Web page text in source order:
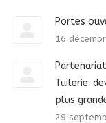
Portes
16
Tuilerie:
plus
29